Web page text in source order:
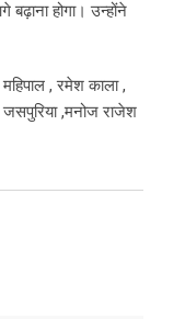
होगा। उन्होंने
, रमेश काला ,
जसपुरिया ,मनोज राजेश